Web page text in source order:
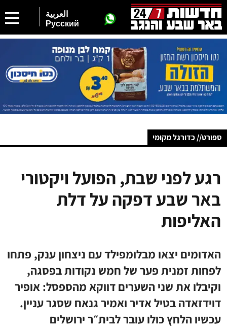
العربية
Русский
ספורט// כדורגל מקומי
רגע לפני שבת, הפועל ויקטורי
באר שבע דפקה על דלת
האליפות
האדומים יצאו מבלומפילד עם ניצחון ענק, פתחו
לפחות זמנית פער של חמש נקודות בפסגה,
וקיבלו את שני השערים דווקא מהספסל: אופיר
דוידזאדה בטיל אדיר ואמיר גנאח שסגר עניין.
עכשיו הלחץ כולו עובר לבית״ר ירושלים